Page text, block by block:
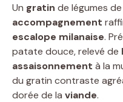
Un gratin de légumes
accompagnement
escalope milanaise.
patate douce, relevé de
assaisonnement à la
du gratin contraste
dorée de la viande.